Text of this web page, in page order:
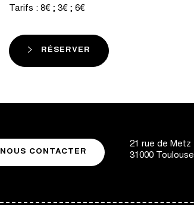
Tarifs : 8€ ; 3€ ; 6€
RÉSERVER
NOUS CONTACTER
21 rue de Metz
31000 Toulouse